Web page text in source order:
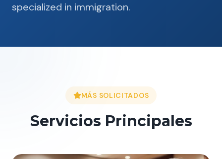
specialized in immigration.
MÁS SOLICITADOS
Servicios Principales